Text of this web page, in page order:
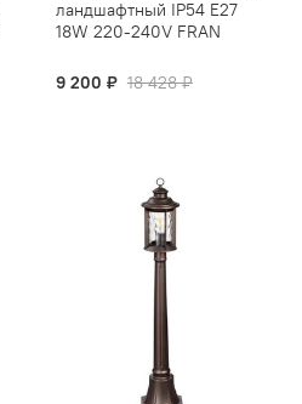
ландшафтный IP54 E27
18W 220-240V FRAN
9 200 ₽ 18 428 ₽